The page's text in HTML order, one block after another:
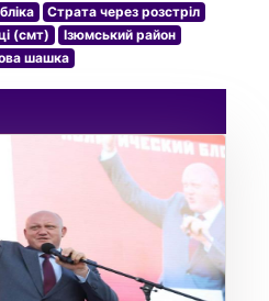
Страта через розстріл
(смт)
Ізюмський район
шашка